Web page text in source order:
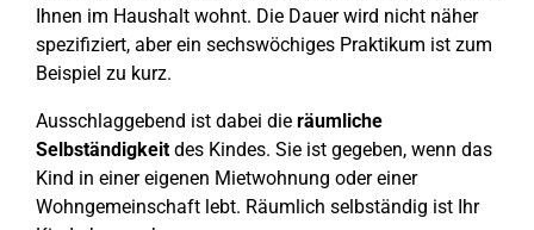
Ihnen im Haushalt wohnt. Die Dauer wird nicht näher
spezifiziert, aber ein sechswöchiges Praktikum ist zum
Beispiel zu kurz.
Ausschlaggebend ist dabei die räumliche
Selbständigkeitdes Kindes. Sie ist gegeben, wenn das
Kind in einer eigenen Mietwohnung oder einer
Wohngemeinschaft lebt. Räumlich selbständig ist Ihr